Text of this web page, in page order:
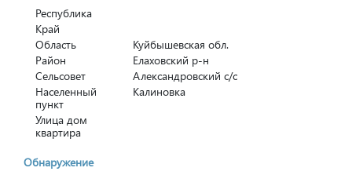
Республика
Край
Область
Куйбышевская обл.
Район
Елаховский р-н
Сельсовет
Александровский с/с
Населенный
пункт
Калиновка
Улица дом
квартира
Обнаружение